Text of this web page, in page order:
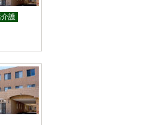
護